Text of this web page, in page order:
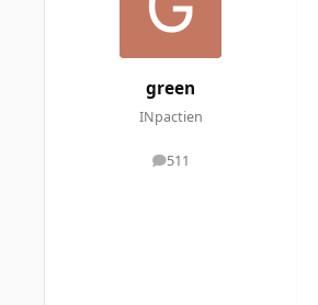
green
INpactien
511
messages